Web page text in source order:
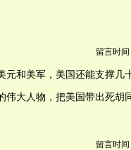
留言时间
元和美军，美国还能支撑几
伟大人物，把美国带出死胡
留言时间